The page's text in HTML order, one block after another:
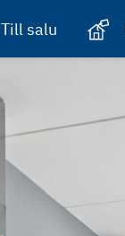
Till salu